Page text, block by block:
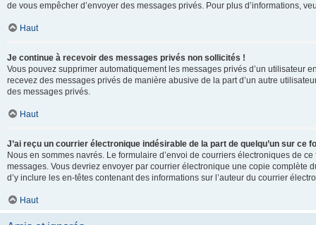
de vous empêcher d’envoyer des messages privés. Pour plus d’informations,
Haut
Je continue à recevoir des messages privés non sollicités !
Vous pouvez supprimer automatiquement les messages privés d’un utilisateur
recevez des messages privés de manière abusive de la part d’un autre
des messages privés.
Haut
J’ai reçu un courrier électronique indésirable de la part de quelqu’un sur ce
Nous en sommes navrés. Le formulaire d’envoi de courriers électroniques de
messages. Vous devriez envoyer par courrier électronique une copie complète
d’y inclure les en-têtes contenant des informations sur l’auteur du courrier
Haut